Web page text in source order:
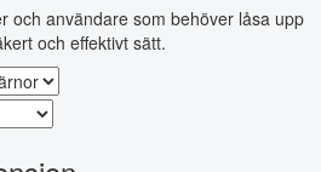
och användare som behöver låsa upp
och effektivt sätt.